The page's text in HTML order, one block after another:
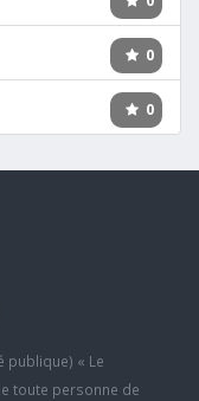
0
0
publique) « Le
toute personne de